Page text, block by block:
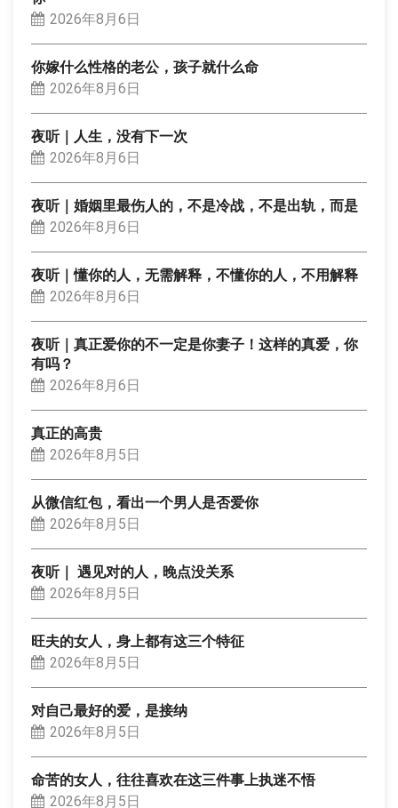
2026年8月6日
你嫁什么性格的老公，孩子就什么命
2026年8月6日
夜听｜人生，没有下一次
2026年8月6日
夜听｜婚姻里最伤人的，不是冷战，不是出轨，而是
2026年8月6日
夜听｜懂你的人，无需解释，不懂你的人，不用解释
2026年8月6日
夜听｜真正爱你的不一定是你妻子！这样的真爱，你
有吗？
2026年8月6日
真正的高贵
2026年8月5日
从微信红包，看出一个男人是否爱你
2026年8月5日
夜听｜ 遇见对的人，晚点没关系
2026年8月5日
旺夫的女人，身上都有这三个特征
2026年8月5日
对自己最好的爱，是接纳
2026年8月5日
命苦的女人，往往喜欢在这三件事上执迷不悟
2026年8月5日